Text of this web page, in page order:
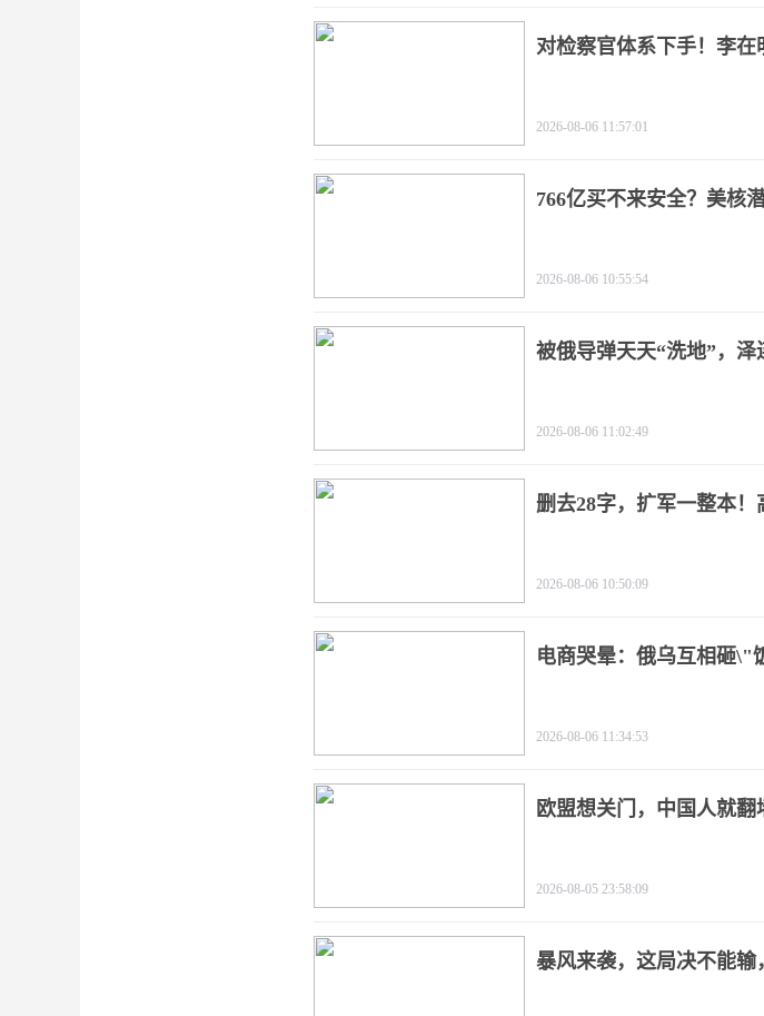
对检察官体系下手！李在
2026-08-06 11:57:01
766亿买不来安全？美核
2026-08-06 10:55:54
被俄导弹天天“洗地”，泽
2026-08-06 11:02:49
删去28字，扩军一整本
2026-08-06 10:50:09
电商哭晕：俄乌互相砸\"
2026-08-06 11:34:53
欧盟想关门，中国人就
2026-08-05 23:58:09
暴风来袭，这局决不能